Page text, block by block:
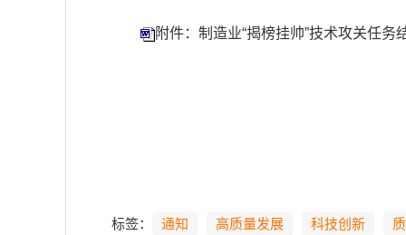
附件：制造业“揭榜挂帅”技术攻关任务
标签： 通知 高质量发展 科技创新